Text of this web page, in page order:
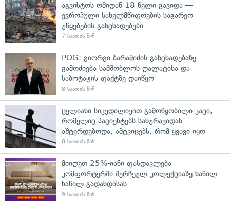
აგვისტოს ომიდან 18 წელი გავიდა —
ევროპული სახელმწიფოების საგარეო
უწყებების განცხადებები
7 საათის წინ
POG: გიორგი ბარამიძის განცხადებაზე
გამოძიება სამშობლოს ღალატისა და
საბოტაჟის ფაქტზე დაიწყო
8 საათის წინ
ცელიანი სიკვდილივით გამოწყობილი კაცი,
რომელიც პაციენტებს სახურავიდან
აშტერდებოდა, ამტკიცებს, რომ ყვავი იყო
8 საათის წინ
მიიღეთ 25%-იანი ფასდაკლება
კომფორტერში შერჩეულ კოლექციაზე ნაწილ-
ნაწილ გადახდისას
9 საათის წინ